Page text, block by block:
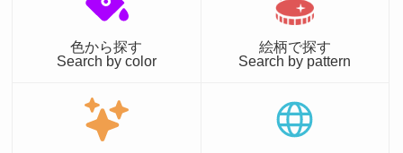
色から探す
Search by color
絵柄で探す
Search by pattern